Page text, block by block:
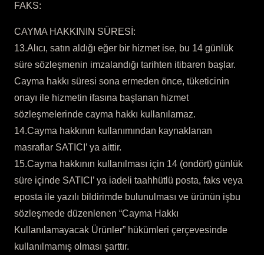
FAKS:
CAYMA HAKKININ SÜRESİ:
13.Alıcı, satın aldığı eğer bir hizmet ise, bu 14 günlük
süre sözleşmenin imzalandığı tarihten itibaren başlar.
Cayma hakkı süresi sona ermeden önce, tüketicinin
onayı ile hizmetin ifasına başlanan hizmet
sözleşmelerinde cayma hakkı kullanılamaz.
14.Cayma hakkının kullanımından kaynaklanan
masraflar SATICI’ ya aittir.
15.Cayma hakkının kullanılması için 14 (ondört) günlük
süre içinde SATICI’ ya iadeli taahhütlü posta, faks veya
eposta ile yazılı bildirimde bulunulması ve ürünün işbu
sözleşmede düzenlenen “Cayma Hakkı
Kullanılamayacak Ürünler” hükümleri çerçevesinde
kullanılmamış olması şarttır.